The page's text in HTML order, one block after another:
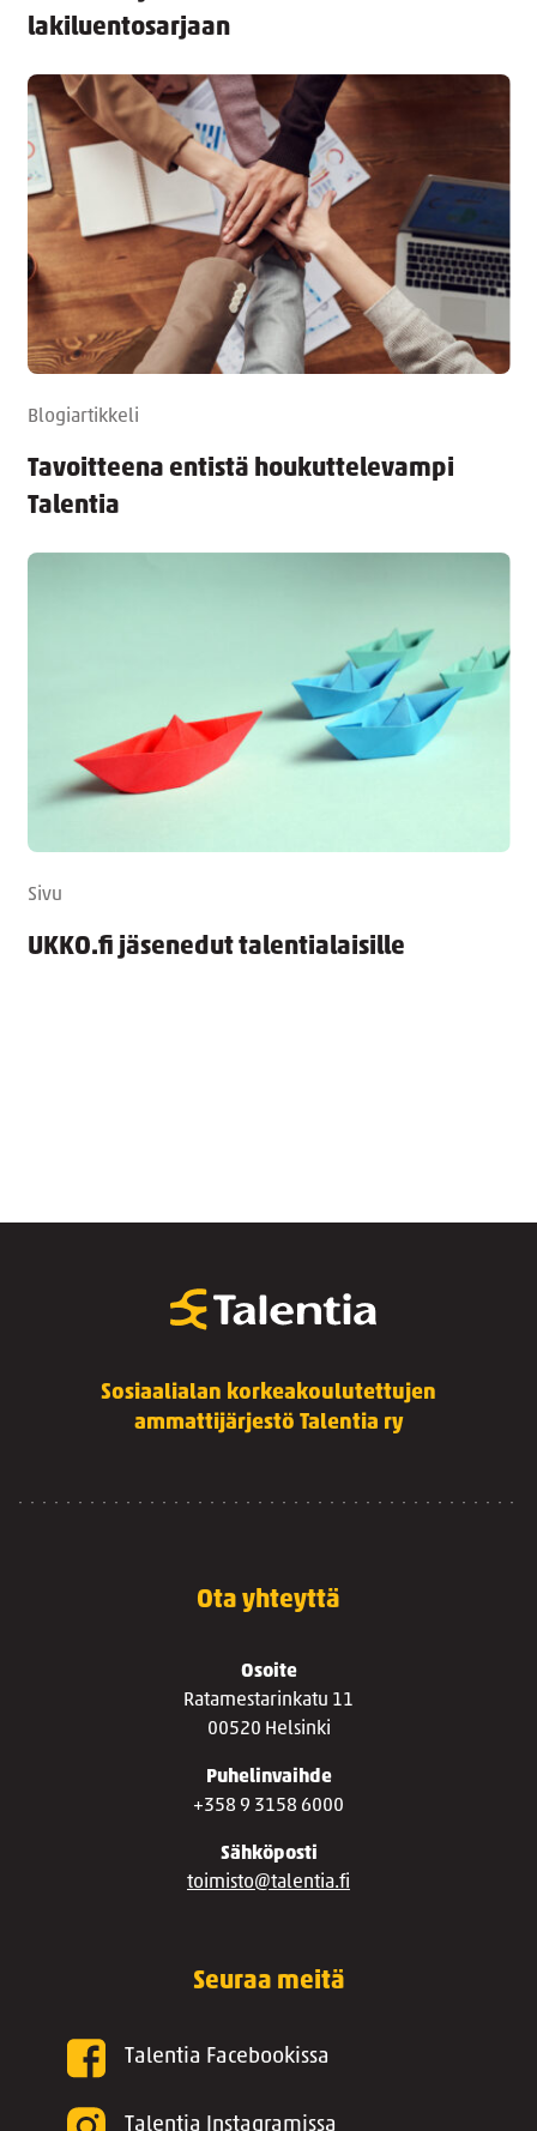
lakiluentosarjaan
Blogiartikkeli
Tavoitteena entistä houkuttelevampi
Talentia
Sivu
UKKO.fi jäsenedut talentialaisille
Sosiaalialan korkeakoulutettujen
ammattijärjestö Talentia ry
Ota yhteyttä
Osoite
Ratamestarinkatu 11
00520 Helsinki
Puhelinvaihde
+358 9 3158 6000
Sähköposti
toimisto@talentia.fi
Seuraa meitä
Talentia Facebookissa
Talentia Instagramissa